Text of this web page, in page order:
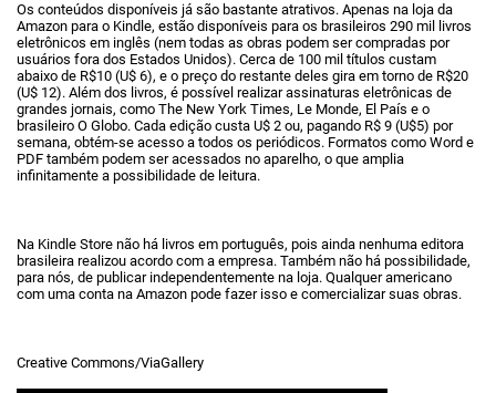
Os conteúdos disponíveis já são bastante atrativos. Apenas na loja da
Amazon para o Kindle, estão disponíveis para os brasileiros 290 mil livros
eletrônicos em inglês (nem todas as obras podem ser compradas por
usuários fora dos Estados Unidos). Cerca de 100 mil títulos custam
abaixo de R$10 (U$ 6), e o preço do restante deles gira em torno de R$20
(U$ 12). Além dos livros, é possível realizar assinaturas eletrônicas de
grandes jornais, como The New York Times, Le Monde, El País e o
brasileiro O Globo. Cada edição custa U$ 2 ou, pagando R$ 9 (U$5) por
semana, obtém-se acesso a todos os periódicos. Formatos como Word e
PDF também podem ser acessados no aparelho, o que amplia
infinitamente a possibilidade de leitura.
Na Kindle Store não há livros em português, pois ainda nenhuma editora
brasileira realizou acordo com a empresa. Também não há possibilidade,
para nós, de publicar independentemente na loja. Qualquer americano
com uma conta na Amazon pode fazer isso e comercializar suas obras.
Creative Commons/ViaGallery